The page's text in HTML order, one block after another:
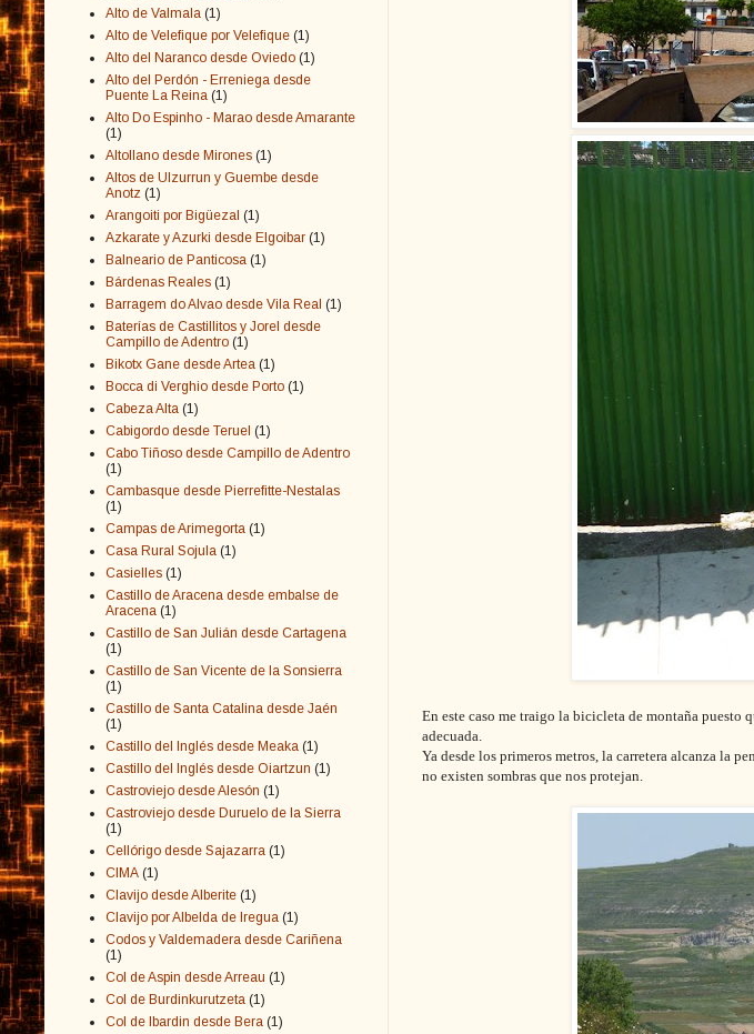
En este caso me traigo la bicicleta de montaña puesto
adecuada.
Ya desde los primeros metros, la carretera alcanza la
no existen sombras que nos protejan.
Alto de Valmala (1)
Alto de Velefique por Velefique (1)
Alto del Naranco desde Oviedo (1)
Alto del Perdón - Erreniega desde
Puente La Reina (1)
Alto Do Espinho - Marao desde Amarante
(1)
Altollano desde Mirones (1)
Altos de Ulzurrun y Guembe desde
Anotz (1)
Arangoiti por Bigüezal (1)
Azkarate y Azurki desde Elgoibar (1)
Balneario de Panticosa (1)
Bárdenas Reales (1)
Barragem do Alvao desde Vila Real (1)
Baterías de Castillitos y Jorel desde
Campillo de Adentro (1)
Bikotx Gane desde Artea (1)
Bocca di Verghio desde Porto (1)
Cabeza Alta (1)
Cabigordo desde Teruel (1)
Cabo Tiñoso desde Campillo de Adentro
(1)
Cambasque desde Pierrefitte-Nestalas
(1)
Campas de Arimegorta (1)
Casa Rural Sojula (1)
Casielles (1)
Castillo de Aracena desde embalse de
Aracena (1)
Castillo de San Julián desde Cartagena
(1)
Castillo de San Vicente de la Sonsierra
(1)
Castillo de Santa Catalina desde Jaén
(1)
Castillo del Inglés desde Meaka (1)
Castillo del Inglés desde Oiartzun (1)
Castroviejo desde Alesón (1)
Castroviejo desde Duruelo de la Sierra
(1)
Cellórigo desde Sajazarra (1)
CIMA (1)
Clavijo desde Alberite (1)
Clavijo por Albelda de Iregua (1)
Codos y Valdemadera desde Cariñena
(1)
Col de Aspin desde Arreau (1)
Col de Burdinkurutzeta (1)
Col de Ibardin desde Bera (1)